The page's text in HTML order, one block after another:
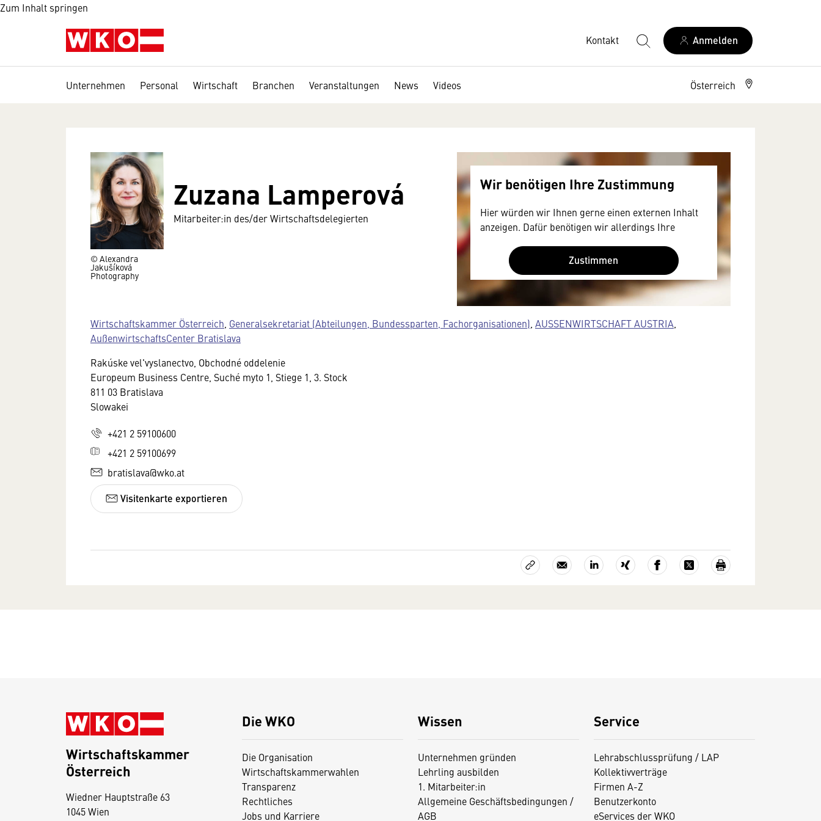
Zum Inhalt springen
Kontakt Anmelden
Unternehmen Personal Wirtschaft Branchen Veranstaltungen News Videos Österreich
© Alexandra
Jakušíková
Photography
Zuzana Lamperová
Mitarbeiter:in des/der Wirtschaftsdelegierten
Wir benötigen Ihre Zustimmung
Hier würden wir Ihnen gerne einen externen Inhalt
anzeigen. Dafür benötigen wir allerdings Ihre
technische Daten zu Geräten und Nutzerverhalten
mitunter mit US-amerikanischen Anbietern
austauscht.
Diese Daten unterliegen keinem dem EU-
insbesondere kann die US-amerikanische
Zustimmen
Wirtschaftskammer Österreich Generalsekretariat (Abteilungen, Bundessparten, Fachorganisationen) AUSSENWIRTSCHAFT AUSTRIA
AußenwirtschaftsCenter Bratislava
Rakúske vel'vyslanectvo, Obchodné oddelenie
Europeum Business Centre, Suché myto 1, Stiege 1, 3. Stock
811 03 Bratislava
Slowakei
+421 2 59100600
+421 2 59100699
bratislava@wko.at
Visitenkarte exportieren
Die WKO
Die Organisation
Wirtschaftskammerwahlen
Transparenz
Rechtliches
Jobs und Karriere
Wissen
Unternehmen gründen
Lehrling ausbilden
1. Mitarbeiter:in
Allgemeine Geschäftsbedingungen /
AGB
Service
Lehrabschlussprüfung / LAP
Kollektivverträge
Firmen A-Z
Benutzerkonto
eServices der WKO
Wirtschaftskammer
Österreich
Wiedner Hauptstraße 63
1045 Wien